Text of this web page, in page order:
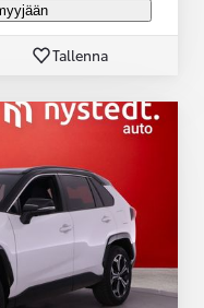
Tallenna